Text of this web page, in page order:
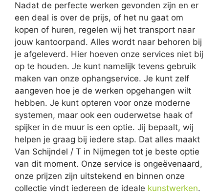
Nadat de perfecte werken gevonden zijn en er
een deal is over de prijs, of het nu gaat om
kopen of huren, regelen wij het transport naar
jouw kantoorpand. Alles wordt naar behoren bij
je afgeleverd. Hier hoeven onze services niet bij
op te houden. Je kunt namelijk tevens gebruik
maken van onze ophangservice. Je kunt zelf
aangeven hoe je de werken opgehangen wilt
hebben. Je kunt opteren voor onze moderne
systemen, maar ook een ouderwetse haak of
spijker in de muur is een optie. Jij bepaalt, wij
helpen je graag bij iedere stap. Dat alles maakt
Van Schijndel / T in Nijmegen tot je beste optie
van dit moment. Onze service is ongeëvenaard,
onze prijzen zijn uitstekend en binnen onze
collectie vindt iedereen de ideale kunstwerken.